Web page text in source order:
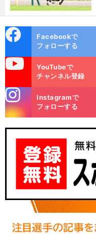
ok
Facebookで
フォローする
YouTubeで
チャンネル登録
m
Instagramで
フォローする